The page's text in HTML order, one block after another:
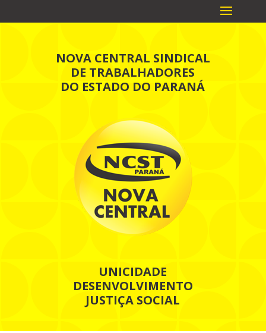
NOVA CENTRAL SINDICAL
DE TRABALHADORES
DO ESTADO DO PARANÁ
UNICIDADE
DESENVOLVIMENTO
JUSTIÇA SOCIAL